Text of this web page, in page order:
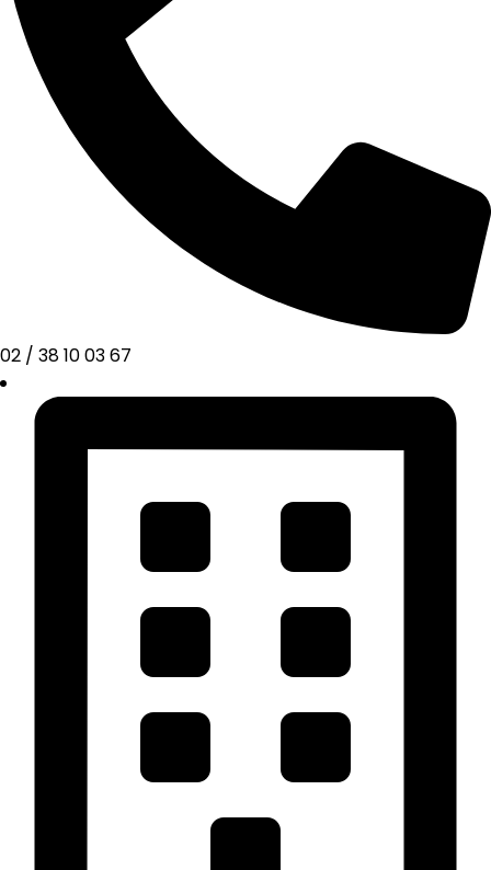
02 / 38 10 03 67